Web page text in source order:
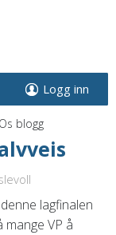
Logg inn
blogg
lagfinalen
VP å